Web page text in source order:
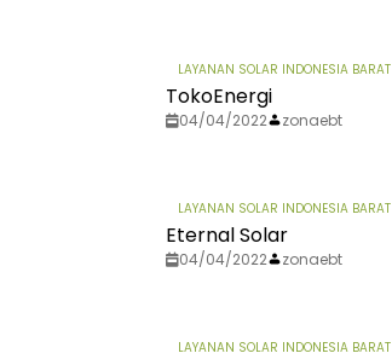
LAYANAN SOLAR INDONESIA BARAT
TokoEnergi
04/04/2022 zonaebt
LAYANAN SOLAR INDONESIA BARAT
Eternal Solar
04/04/2022 zonaebt
LAYANAN SOLAR INDONESIA BARAT